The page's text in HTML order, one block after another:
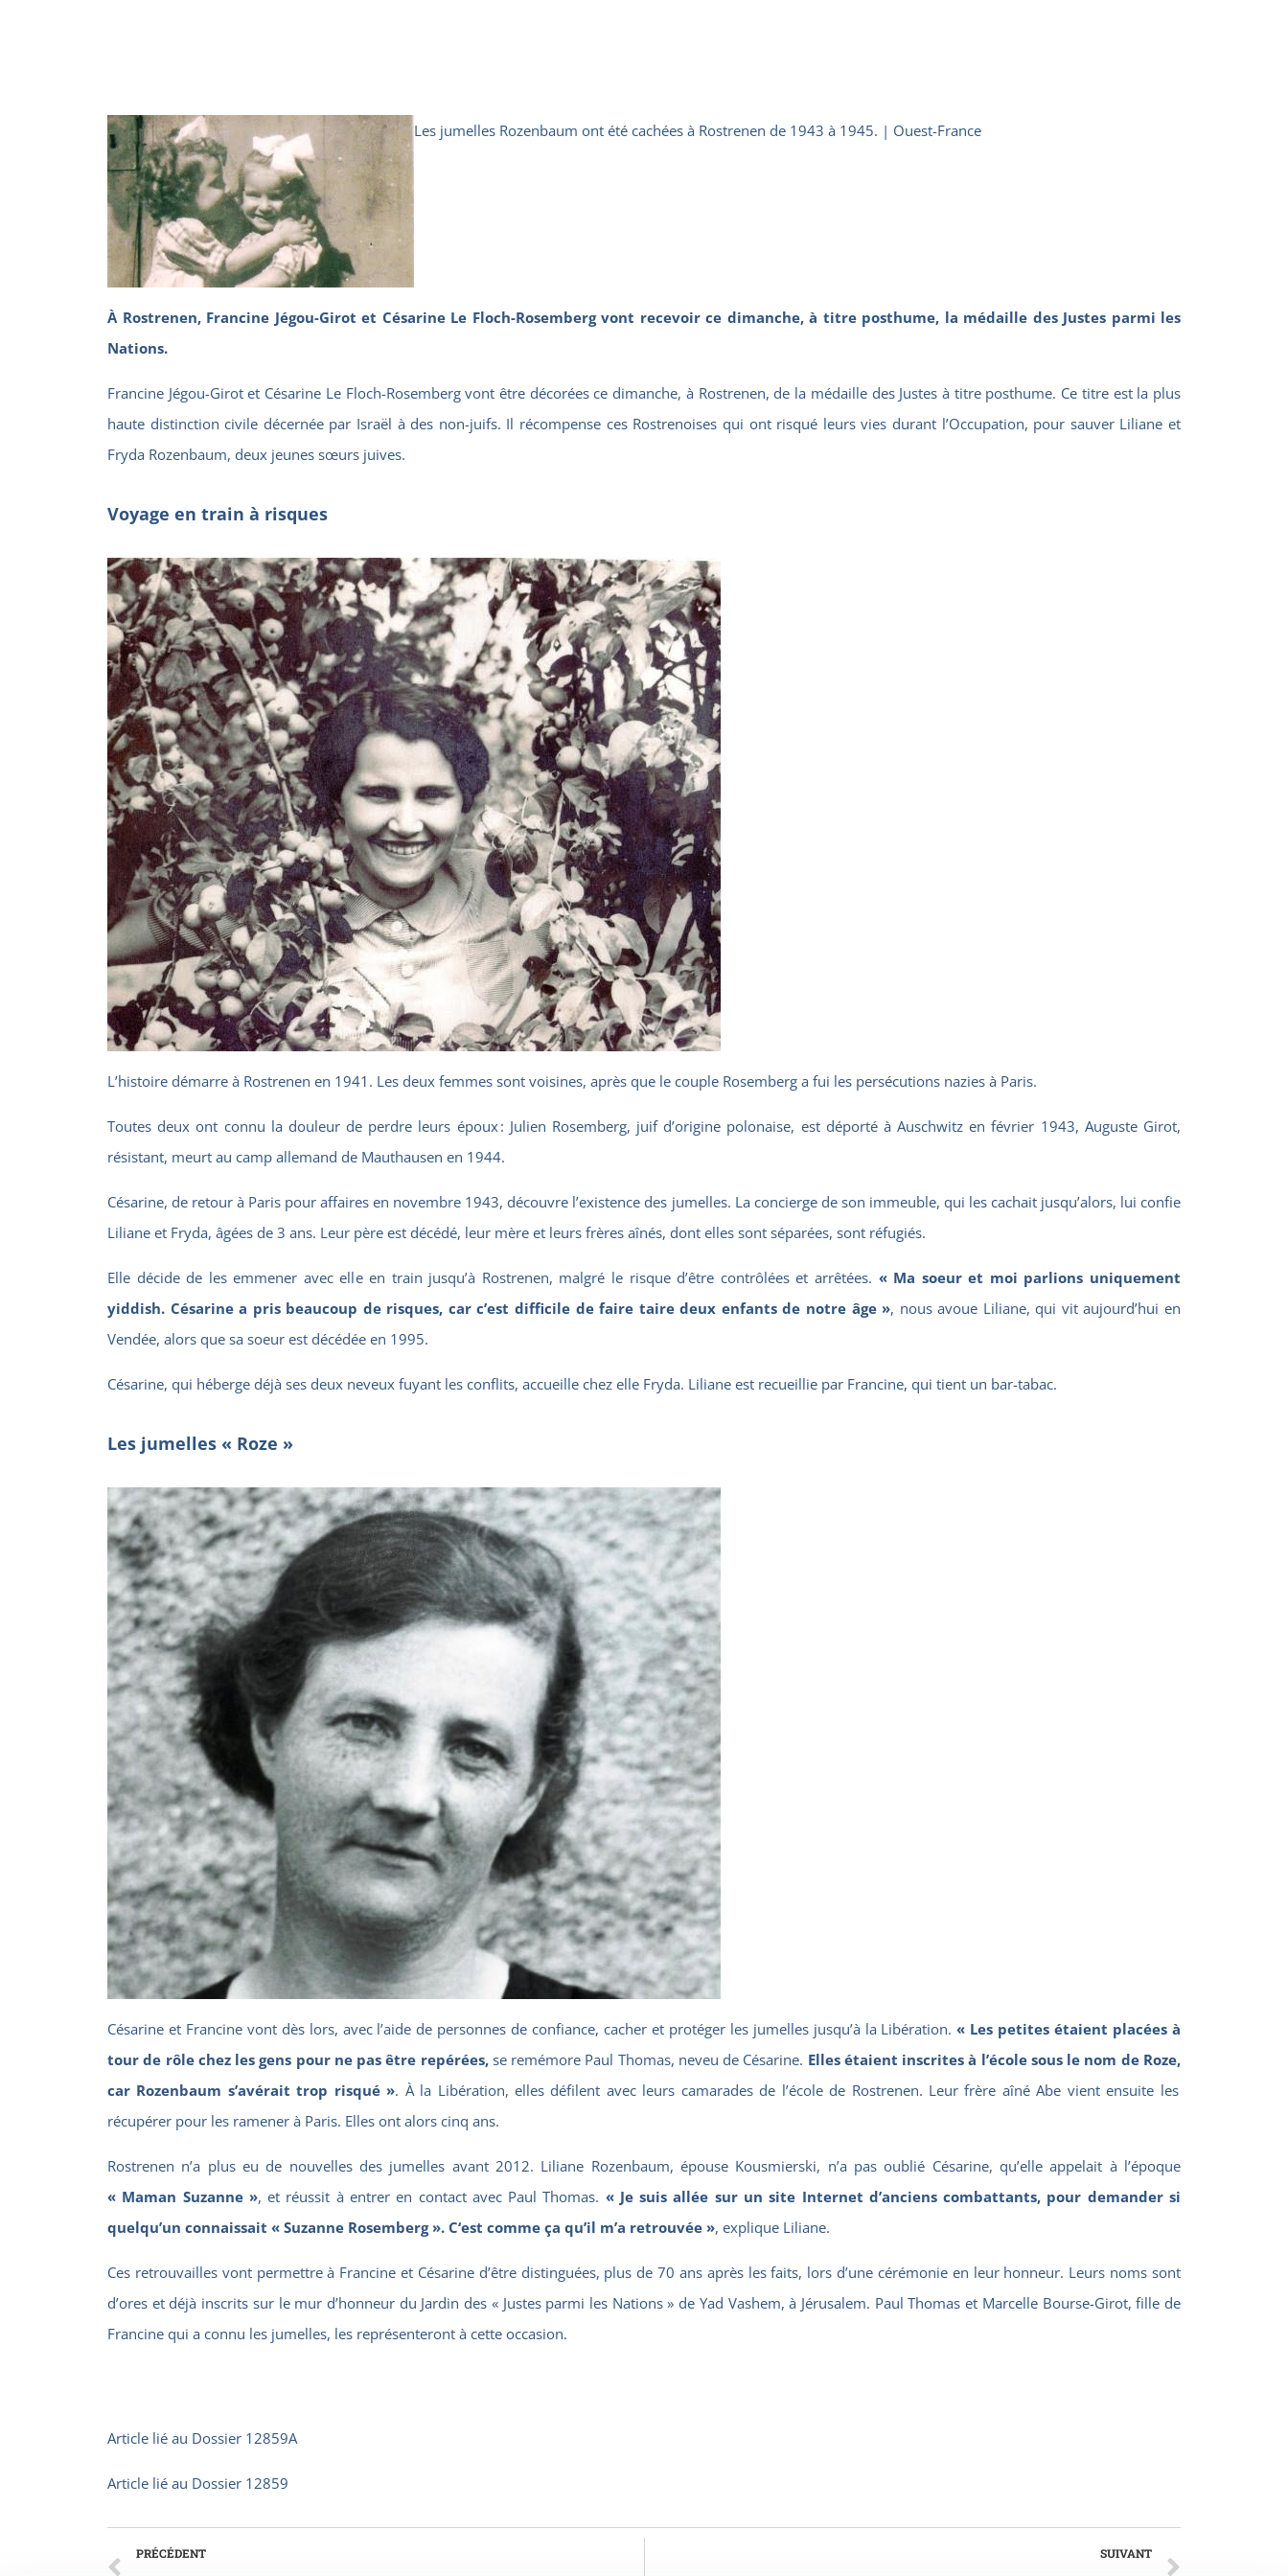
Les jumelles Rozenbaum ont été cachées à Rostrenen de 1943 à 1945. | Ouest-France
À Rostrenen, Francine Jégou-Girot et Césarine Le Floch-Rosemberg vont recevoir ce dimanche, à titre posthume, la médaille des Justes parmi les
Nations.
Francine Jégou-Girot et Césarine Le Floch-Rosemberg vont être décorées ce dimanche, à Rostrenen, de la médaille des Justes à titre posthume. Ce titre est la plus
haute distinction civile décernée par Israël à des non-juifs. Il récompense ces Rostrenoises qui ont risqué leurs vies durant l’Occupation, pour sauver Liliane et
Fryda Rozenbaum, deux jeunes sœurs juives.
Voyage en train à risques
L’histoire démarre à Rostrenen en 1941. Les deux femmes sont voisines, après que le couple Rosemberg a fui les persécutions nazies à Paris.
Toutes deux ont connu la douleur de perdre leurs époux : Julien Rosemberg, juif d’origine polonaise, est déporté à Auschwitz en février 1943, Auguste Girot,
résistant, meurt au camp allemand de Mauthausen en 1944.
Césarine, de retour à Paris pour affaires en novembre 1943, découvre l’existence des jumelles. La concierge de son immeuble, qui les cachait jusqu’alors, lui confie
Liliane et Fryda, âgées de 3 ans. Leur père est décédé, leur mère et leurs frères aînés, dont elles sont séparées, sont réfugiés.
Elle décide de les emmener avec elle en train jusqu’à Rostrenen, malgré le risque d’être contrôlées et arrêtées. « Ma soeur et moi parlions uniquement
yiddish. Césarine a pris beaucoup de risques, car c’est difficile de faire taire deux enfants de notre âge », nous avoue Liliane, qui vit aujourd’hui en
Vendée, alors que sa soeur est décédée en 1995.
Césarine, qui héberge déjà ses deux neveux fuyant les conflits, accueille chez elle Fryda. Liliane est recueillie par Francine, qui tient un bar-tabac.
Les jumelles « Roze »
Césarine et Francine vont dès lors, avec l’aide de personnes de confiance, cacher et protéger les jumelles jusqu’à la Libération.« Les petites étaient placées à
tour de rôle chez les gens pour ne pas être repérées, se remémore Paul Thomas, neveu de Césarine. Elles étaient inscrites à l’école sous le nom de Roze,
car Rozenbaum s’avérait trop risqué ». À la Libération, elles défilent avec leurs camarades de l’école de Rostrenen. Leur frère aîné Abe vient ensuite les
récupérer pour les ramener à Paris. Elles ont alors cinq ans.
Rostrenen n’a plus eu de nouvelles des jumelles avant 2012. Liliane Rozenbaum, épouse Kousmierski, n’a pas oublié Césarine, qu’elle appelait à l’époque
« Maman Suzanne », et réussit à entrer en contact avec Paul Thomas. « Je suis allée sur un site Internet d’anciens combattants, pour demander si
quelqu’un connaissait « Suzanne Rosemberg ». C‘est comme ça qu’il m’a retrouvée », explique Liliane.
Ces retrouvailles vont permettre à Francine et Césarine d’être distinguées, plus de 70 ans après les faits, lors d’une cérémonie en leur honneur. Leurs noms sont
d’ores et déjà inscrits sur le mur d’honneur du Jardin des « Justes parmi les Nations » de Yad Vashem, à Jérusalem. Paul Thomas et Marcelle Bourse-Girot, fille de
Francine qui a connu les jumelles, les représenteront à cette occasion.
Article lié au Dossier 12859A
Article lié au Dossier 12859
PRÉCÉDENT SUIVANT